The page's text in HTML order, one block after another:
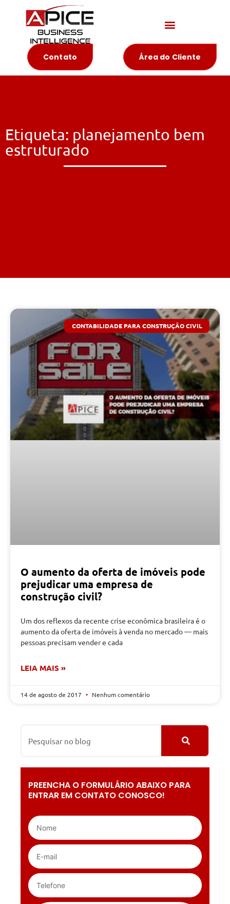
Contato Área do Cliente
Etiqueta: planejamento bem
estruturado
CONTABILIDADE PARA CONSTRUÇÃO CIVIL
O aumento da oferta de imóveis pode
prejudicar uma empresa de
construção civil?
Um dos reflexos da recente crise econômica brasileira é o
aumento da oferta de imóveis à venda no mercado — mais
pessoas precisam vender e cada
LEIA MAIS »
14 de agosto de 2017 Nenhum comentário
PREENCHA O FORMULÁRIO ABAIXO PARA
ENTRAR EM CONTATO CONOSCO!